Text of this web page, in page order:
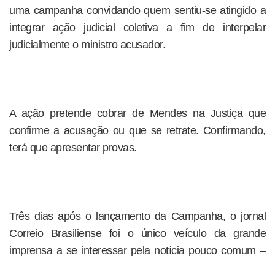
uma campanha convidando quem sentiu-se atingido a
integrar ação judicial coletiva a fim de interpelar
judicialmente o ministro acusador.
A ação pretende cobrar de Mendes na Justiça que
confirme a acusação ou que se retrate. Confirmando,
terá que apresentar provas.
Três dias após o lançamento da Campanha, o jornal
Correio Brasiliense foi o único veículo da grande
imprensa a se interessar pela notícia pouco comum –